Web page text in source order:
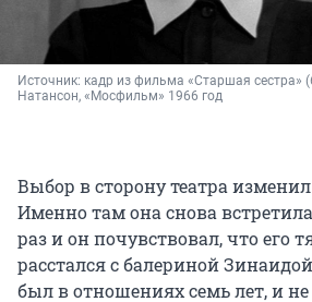
Источник: кадр из фильма «Старшая сестра»
Натансон, «Мосфильм» 1966 год
Выбор в сторону театра
Именно там она снова
раз и он почувствовал, что его
расстался с балериной
был в отношениях семь лет, и не